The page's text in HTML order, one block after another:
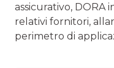
assicurativo, DORA
relativi fornitori,
perimetro di